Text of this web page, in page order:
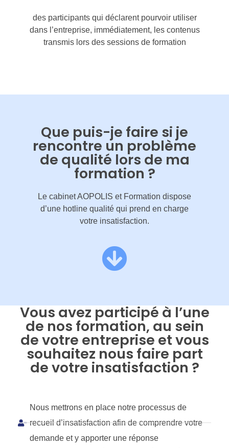
des participants qui déclarent pourvoir utiliser
dans l’entreprise, immédiatement, les contenus
transmis lors des sessions de formation
Que puis-je faire si je
rencontre un problème
de qualité lors de ma
formation ?
Le cabinet AOPOLIS et Formation dispose
d’une hotline qualité qui prend en charge
votre insatisfaction.
Vous avez participé à l’une
de nos formation, au sein
de votre entreprise et vous
souhaitez nous faire part
de votre insatisfaction ?
Nous mettrons en place notre processus de
recueil d’insatisfaction afin de comprendre votre
demande et y apporter une réponse